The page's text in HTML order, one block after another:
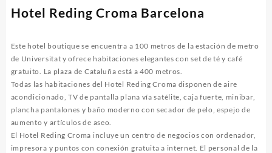
Hotel Reding Croma Barcelona
Este hotel boutique se encuentra a 100 metros de la estación de metro
de Universitat y ofrece habitaciones elegantes con set de té y café
gratuito. La plaza de Cataluña está a 400 metros.
Todas las habitaciones del Hotel Reding Croma disponen de aire
acondicionado, TV de pantalla plana vía satélite, caja fuerte, minibar,
plancha pantalones y baño moderno con secador de pelo, espejo de
aumento y artículos de aseo.
El Hotel Reding Croma incluye un centro de negocios con ordenador,
impresora y puntos con conexión gratuita a internet. El personal de la